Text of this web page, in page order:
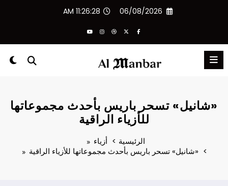
06/08/2026
11:26:28 AM
«شانيل» تسحر باريس بأحدث مجموعاتها
للأزياء الراقية
الرئيسية
أزياء
«شانيل» تسحر باريس بأحدث مجموعاتها للأزياء الراقية